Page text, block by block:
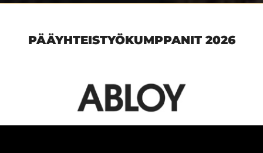
PÄÄYHTEISTYÖKUMPPANIT 2026